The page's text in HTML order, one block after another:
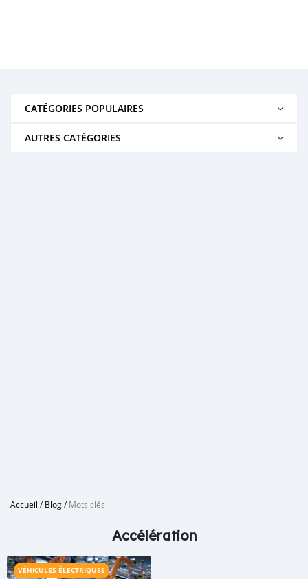
CATÉGORIES POPULAIRES
AUTRES CATÉGORIES
Accueil /Blog/Mots clés
Accélération
VÉHICULES ÉLECTRIQUES